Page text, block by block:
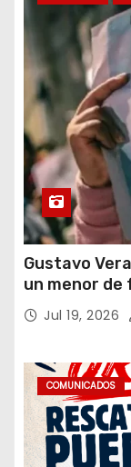
Gustavo
un menor
hipótesis es
caratulado
Jul 19, 2026
COMUNICADOS